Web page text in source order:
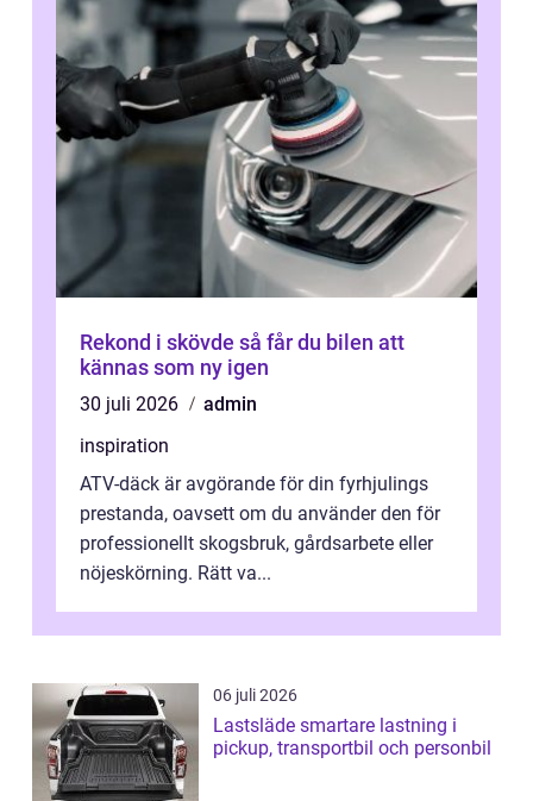
Rekond i skövde så får du bilen att
kännas som ny igen
30 juli 2026
admin
inspiration
ATV-däck är avgörande för din fyrhjulings
prestanda, oavsett om du använder den för
professionellt skogsbruk, gårdsarbete eller
nöjeskörning. Rätt va...
06 juli 2026
Lastsläde smartare lastning i
pickup, transportbil och personbil